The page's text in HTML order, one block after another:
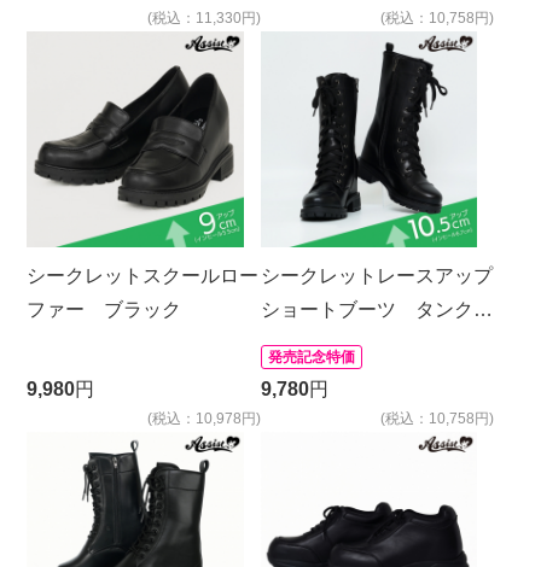
(税込：11,330円) (税込：10,758円)
シークレットスクールロー
ファー ブラック
9,980円
(税込：10,978円)
シークレットレースアップ
ショートブーツ タンク底
ver.
発売記念特価
9,780円
(税込：10,758円)